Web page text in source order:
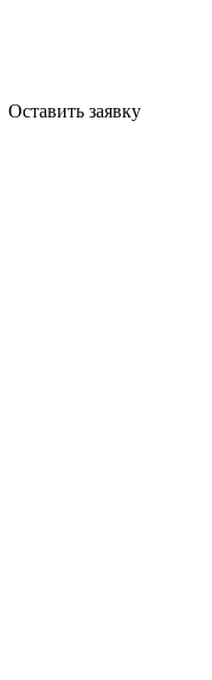
Оставить заявку